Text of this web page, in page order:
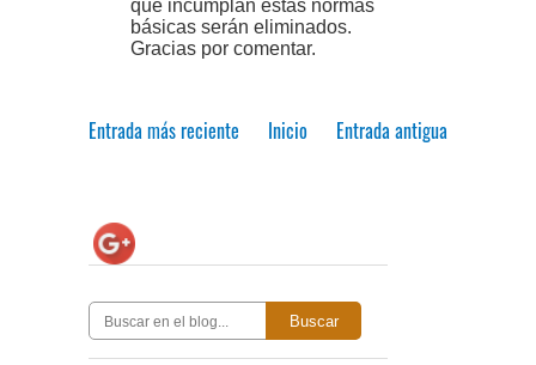
que incumplan estas normas
básicas serán eliminados.
Gracias por comentar.
Entrada más reciente Entrada antigua
Inicio
Buscar